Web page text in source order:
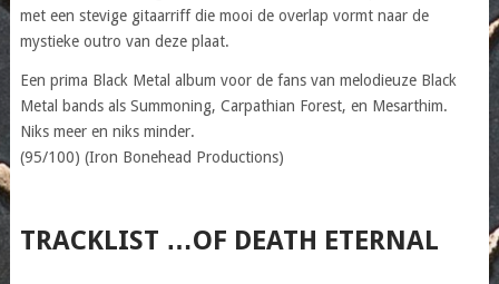
met een stevige gitaarriff die mooi de overlap vormt naar de
mystieke outro van deze plaat.
Een prima Black Metal album voor de fans van melodieuze Black
Metal bands als Summoning, Carpathian Forest, en Mesarthim.
Niks meer en niks minder.
(95/100) (Iron Bonehead Productions)
TRACKLIST …OF DEATH ETERNAL